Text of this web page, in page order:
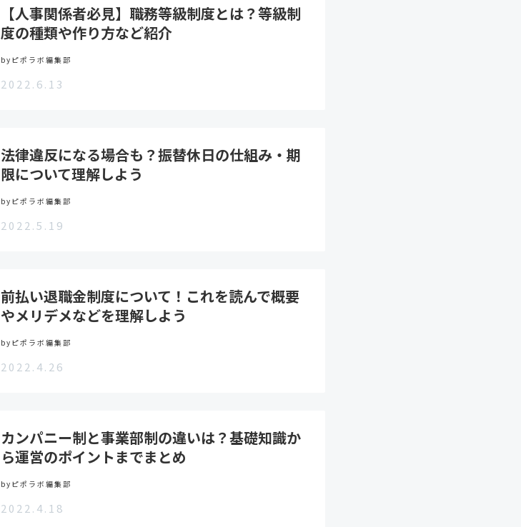
【人事関係者必見】職務等級制度とは？等級制
度の種類や作り方など紹介
byピポラボ編集部
2022.6.13
法律違反になる場合も？振替休日の仕組み・期
限について理解しよう
byピポラボ編集部
2022.5.19
前払い退職金制度について！これを読んで概要
やメリデメなどを理解しよう
byピポラボ編集部
2022.4.26
カンパニー制と事業部制の違いは？基礎知識か
ら運営のポイントまでまとめ
byピポラボ編集部
2022.4.18